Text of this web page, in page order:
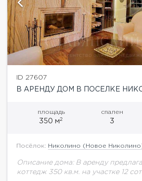
ID 27607
В АРЕНДУ ДОМ В ПОСЕЛКЕ
площадь
350 м2
спален
3
Посёлок: Николино (Новое
Описание дома: В аренду
коттедж 350 кв.м. на участке 12